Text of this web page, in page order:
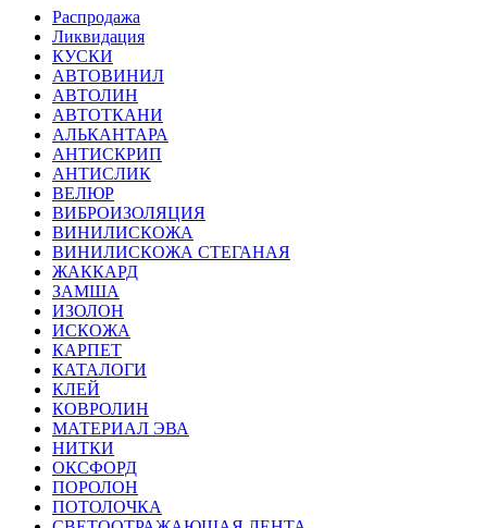
Распродажа
Ликвидация
КУСКИ
АВТОВИНИЛ
АВТОЛИН
АВТОТКАНИ
АЛЬКАНТАРА
АНТИСКРИП
АНТИСЛИК
ВЕЛЮР
ВИБРОИЗОЛЯЦИЯ
ВИНИЛИСКОЖА
ВИНИЛИСКОЖА СТЕГАНАЯ
ЖАККАРД
ЗАМША
ИЗОЛОН
ИСКОЖА
КАРПЕТ
КАТАЛОГИ
КЛЕЙ
КОВРОЛИН
МАТЕРИАЛ ЭВА
НИТКИ
ОКСФОРД
ПОРОЛОН
ПОТОЛОЧКА